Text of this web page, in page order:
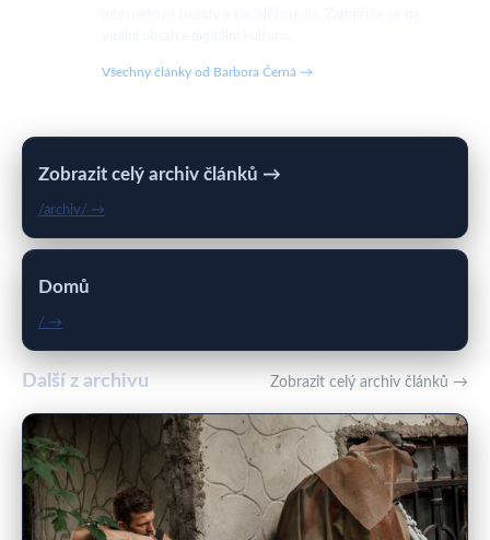
Všechny články od Barbora Černá →
Zobrazit celý archiv článků →
/archiv/ →
Domů
/ →
Další z archivu Zobrazit celý archiv článků →